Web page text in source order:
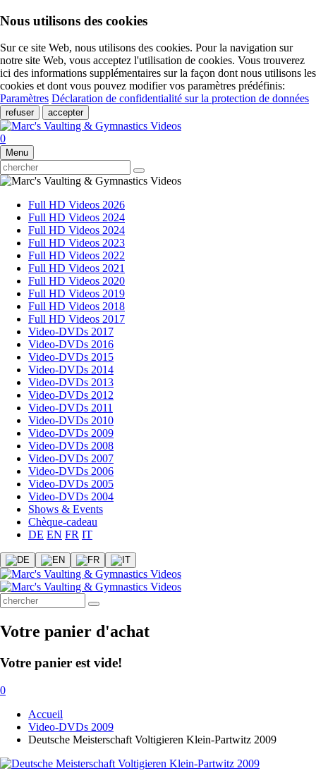
Nous utilisons des cookies
Sur ce site Web, nous utilisons des cookies. Pour la navigation sur
notre site Web, vous acceptez l'utilisation de cookies. Vous trouverez
ici des informations supplémentaires sur la façon dont nous utilisons les
cookies et dont vous pouvez modifier vos paramètres prédéfinis:
Paramètres Déclaration de confidentialité sur la protection de données
refuser accepter
0
Menu
Full HD Videos 2026
Full HD Videos 2024
Full HD Videos 2024
Full HD Videos 2023
Full HD Videos 2022
Full HD Videos 2021
Full HD Videos 2020
Full HD Videos 2019
Full HD Videos 2018
Full HD Videos 2017
Video-DVDs 2017
Video-DVDs 2016
Video-DVDs 2015
Video-DVDs 2014
Video-DVDs 2013
Video-DVDs 2012
Video-DVDs 2011
Video-DVDs 2010
Video-DVDs 2009
Video-DVDs 2008
Video-DVDs 2007
Video-DVDs 2006
Video-DVDs 2005
Video-DVDs 2004
Shows & Events
Chèque-cadeau
DE EN FR IT
Votre panier d'achat
Votre panier est vide!
0
Accueil
Video-DVDs 2009
Deutsche Meisterschaft Voltigieren Klein-Partwitz 2009